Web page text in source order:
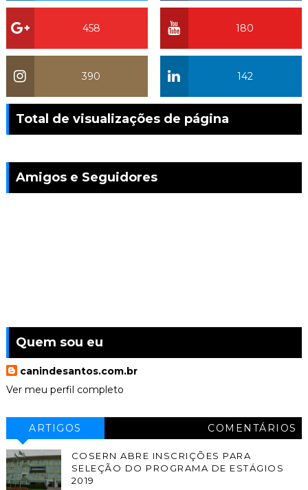
180
458
142
390
Total de visualizações de página
Amigos e Seguidores
Quem sou eu
canindesantos.com.br
Ver meu perfil completo
ARTIGOS COMENTÁRIOS
COSERN ABRE INSCRIÇÕES PARA
SELEÇÃO DO PROGRAMA DE ESTÁGIOS
2019